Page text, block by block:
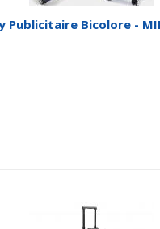
Publicitaire Bicolore -